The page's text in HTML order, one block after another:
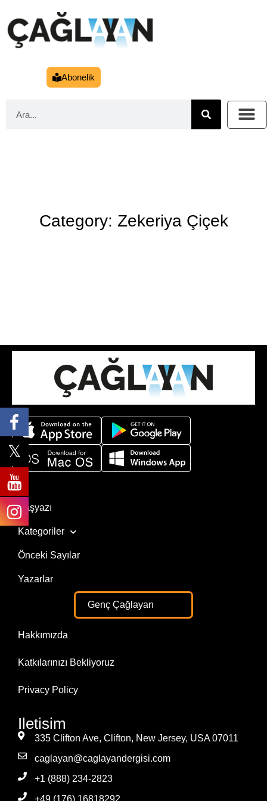
Abonelik
Category: Zekeriya Çiçek
Başyazı
Kategoriler
Önceki Sayılar
Yazarlar
Genç Çağlayan
Hakkımızda
Katkılarınızı Bekliyoruz
Privacy Policy
Iletisim
335 Clifton Ave, Clifton, New Jersey, USA 07011
caglayan@caglayandergisi.com
+1 (888) 234-2823
+49 (176) 16818292